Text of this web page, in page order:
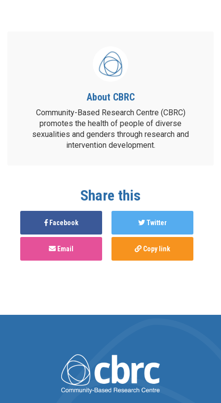
About CBRC
Community-Based Research Centre (CBRC)
promotes the health of people of diverse
sexualities and genders through research and
intervention development.
Share this
Facebook Twitter
Email Copy link